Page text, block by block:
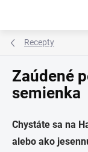
Recepty
Zaúdené
semienka
Chystáte sa na
alebo ako